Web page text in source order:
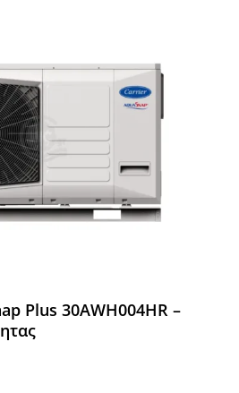
Plus 30AWH004HR –